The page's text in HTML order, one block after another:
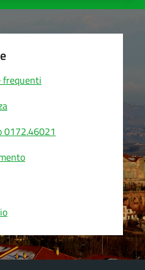
frequenti
0172.46021